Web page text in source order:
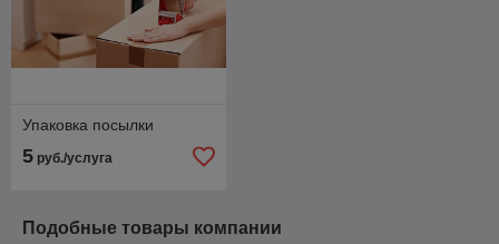
Упаковка посылки
5 руб./услуга
Подобные товары компании